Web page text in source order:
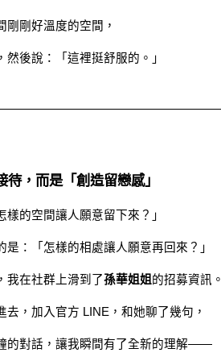
剛剛好溫度的空間，
然後說：「這裡挺舒服的。」
，而是「創造留戀感」
樣的空間讓人願意留下來？」
是：「怎樣的相處讓人願意再回來？」
我在社群上滑到了孫華姐姐的招募資訊。
去，加入官方 LINE，和她聊了幾句，
的對話，讓我瞬間有了全新的理解——